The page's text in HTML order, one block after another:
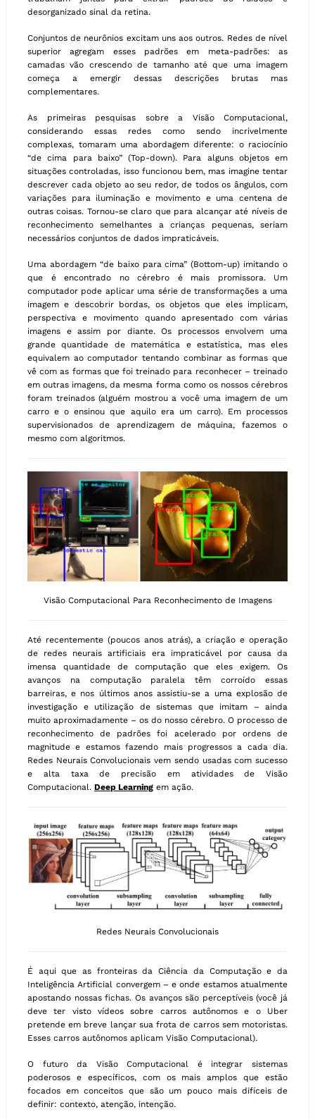
desorganizado sinal da retina.
Conjuntos de neurônios excitam uns aos outros. Redes de nível
superior agregam esses padrões em meta-padrões: as
camadas vão crescendo de tamanho até que uma imagem
começa a emergir dessas descrições brutas mas
complementares.
As primeiras pesquisas sobre a Visão Computacional,
considerando essas redes como sendo incrivelmente
complexas, tomaram uma abordagem diferente: o raciocínio
“de cima para baixo” (Top-down). Para alguns objetos em
situações controladas, isso funcionou bem, mas imagine tentar
descrever cada objeto ao seu redor, de todos os ângulos, com
variações para iluminação e movimento e uma centena de
outras coisas. Tornou-se claro que para alcançar até níveis de
reconhecimento semelhantes a crianças pequenas, seriam
necessários conjuntos de dados impraticáveis.
Uma abordagem “de baixo para cima” (Bottom-up) imitando o
que é encontrado no cérebro é mais promissora. Um
computador pode aplicar uma série de transformações a uma
imagem e descobrir bordas, os objetos que eles implicam,
perspectiva e movimento quando apresentado com várias
imagens e assim por diante. Os processos envolvem uma
grande quantidade de matemática e estatística, mas eles
equivalem ao computador tentando combinar as formas que
vê com as formas que foi treinado para reconhecer – treinado
em outras imagens, da mesma forma como os nossos cérebros
foram treinados (alguém mostrou a você uma imagem de um
carro e o ensinou que aquilo era um carro). Em processos
supervisionados de aprendizagem de máquina, fazemos o
mesmo com algoritmos.
Visão Computacional Para Reconhecimento de Imagens
Até recentemente (poucos anos atrás), a criação e operação
de redes neurais artificiais era impraticável por causa da
imensa quantidade de computação que eles exigem. Os
avanços na computação paralela têm corroído essas
barreiras, e nos últimos anos assistiu-se a uma explosão de
investigação e utilização de sistemas que imitam – ainda
muito aproximadamente – os do nosso cérebro. O processo de
reconhecimento de padrões foi acelerado por ordens de
magnitude e estamos fazendo mais progressos a cada dia.
Redes Neurais Convolucionais vem sendo usadas com sucesso
e alta taxa de precisão em atividades de Visão
Computacional. Deep Learning em ação.
Redes Neurais Convolucionais
É aqui que as fronteiras da Ciência da Computação e da
Inteligência Artificial convergem – e onde estamos atualmente
apostando nossas fichas. Os avanços são perceptíveis (você já
deve ter visto vídeos sobre carros autônomos e o Uber
pretende em breve lançar sua frota de carros sem motoristas.
Esses carros autônomos aplicam Visão Computacional).
O futuro da Visão Computacional é integrar sistemas
poderosos e específicos, com os mais amplos que estão
focados em conceitos que são um pouco mais difíceis de
definir: contexto, atenção, intenção.